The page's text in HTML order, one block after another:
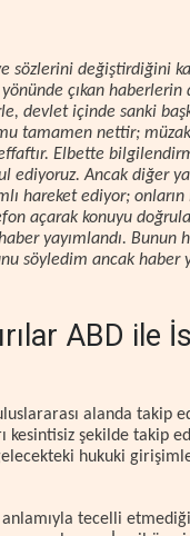
sözlerini değiştirdiğini
çıkan haberlerin
devlet içinde sanki
tamamen nettir;
Elbette
Ancak diğer
hareket ediyor;
açarak konuyu
yayımlandı. Bunun
söyledim ancak
ABD ile
alanda takip
şekilde takip
hukuki
tecelli